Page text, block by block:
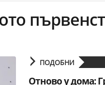
ПОДОБНИ
Отново у дома: